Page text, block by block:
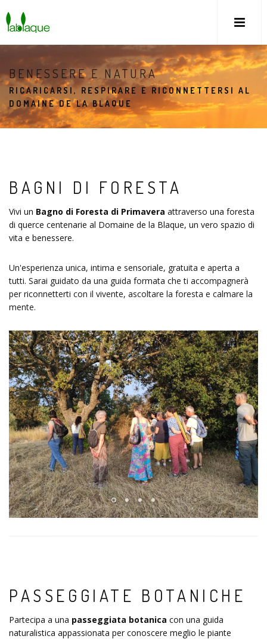
BENESSERE E NATURA
RICARICARSI, RESPIRARE E RICONNETTERSI AL
DOMAINE DE LA BLAQUE
BAGNI DI FORESTA
Vivi un Bagno di Foresta di Primavera attraverso una foresta
di querce centenarie al Domaine de la Blaque, un vero spazio di
vita e benessere.
Un'esperienza unica, intima e sensoriale, gratuita e aperta a
tutti. Sarai guidato da una guida formata che ti accompagnerà
per riconnetterti con il vivente, ascoltare la foresta e calmare la
mente.
PASSEGGIATE BOTANICHE
Partecipa a una passeggiata botanica con una guida
naturalistica appassionata per conoscere meglio le piante